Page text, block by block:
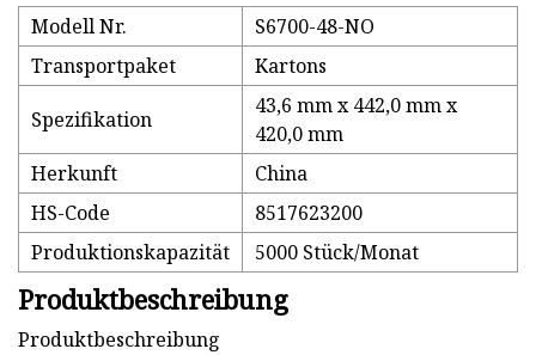
Modell Nr.
S6700-48-NO
Transportpaket
Kartons
Spezifikation
43,6 mm x 442,0 mm x
420,0 mm
Herkunft
China
HS-Code
8517623200
Produktionskapazität
5000 Stück/Monat
Produktbeschreibung
Produktbeschreibung